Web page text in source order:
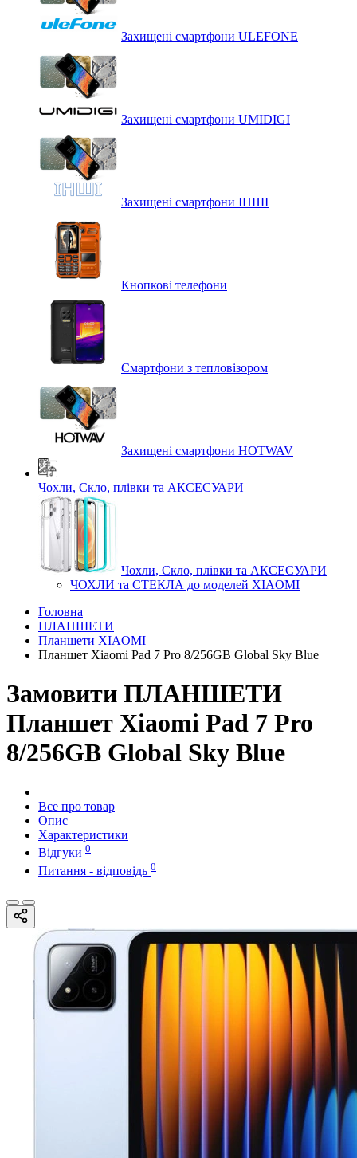
Захищені смартфони ULEFONE
Захищені смартфони UMIDIGI
Захищені смартфони ІНШІ
Кнопкові телефони
Смартфони з тепловізором
Захищені смартфони HOTWAV
Чохли, Скло, плівки та АКСЕСУАРИ
Чохли, Скло, плівки та АКСЕСУАРИ
ЧОХЛИ та СТЕКЛА до моделей XIAOMI
Головна
ПЛАНШЕТИ
Планшети XIAOMI
Планшет Xiaomi Pad 7 Pro 8/256GB Global Sky Blue
Замовити ПЛАНШЕТИ
Планшет Xiaomi Pad 7 Pro
8/256GB Global Sky Blue
Все про товар
Опис
Характеристики
Відгуки 0
Питання - відповідь 0